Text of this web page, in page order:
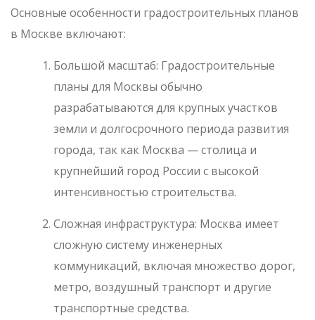
Основные особенности градостроительных планов
в Москве включают:
Большой масштаб: Градостроительные
планы для Москвы обычно
разрабатываются для крупных участков
земли и долгосрочного периода развития
города, так как Москва — столица и
крупнейший город России с высокой
интенсивностью строительства.
Сложная инфраструктура: Москва имеет
сложную систему инженерных
коммуникаций, включая множество дорог,
метро, воздушный транспорт и другие
транспортные средства.